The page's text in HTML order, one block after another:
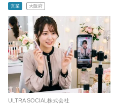
営業 大阪府
ULTRA SOCIAL株式会社